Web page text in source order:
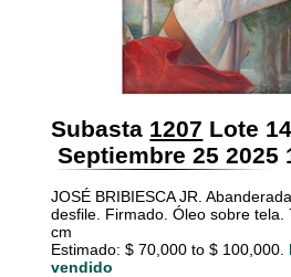
Subasta 1207 Lote 14
Septiembre 25 2025
JOSÉ BRIBIESCA JR.
desfile. Firmado. Óleo sobre tela.
cm
Estimado: $ 70,000 to $ 100,000.
vendido